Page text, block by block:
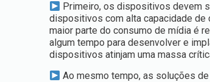
Primeiro, os dispositivos devem
dispositivos com alta capacidade de
maior parte do consumo de mídia é
algum tempo para desenvolver e
dispositivos atinjam uma massa
Ao mesmo tempo, as soluções